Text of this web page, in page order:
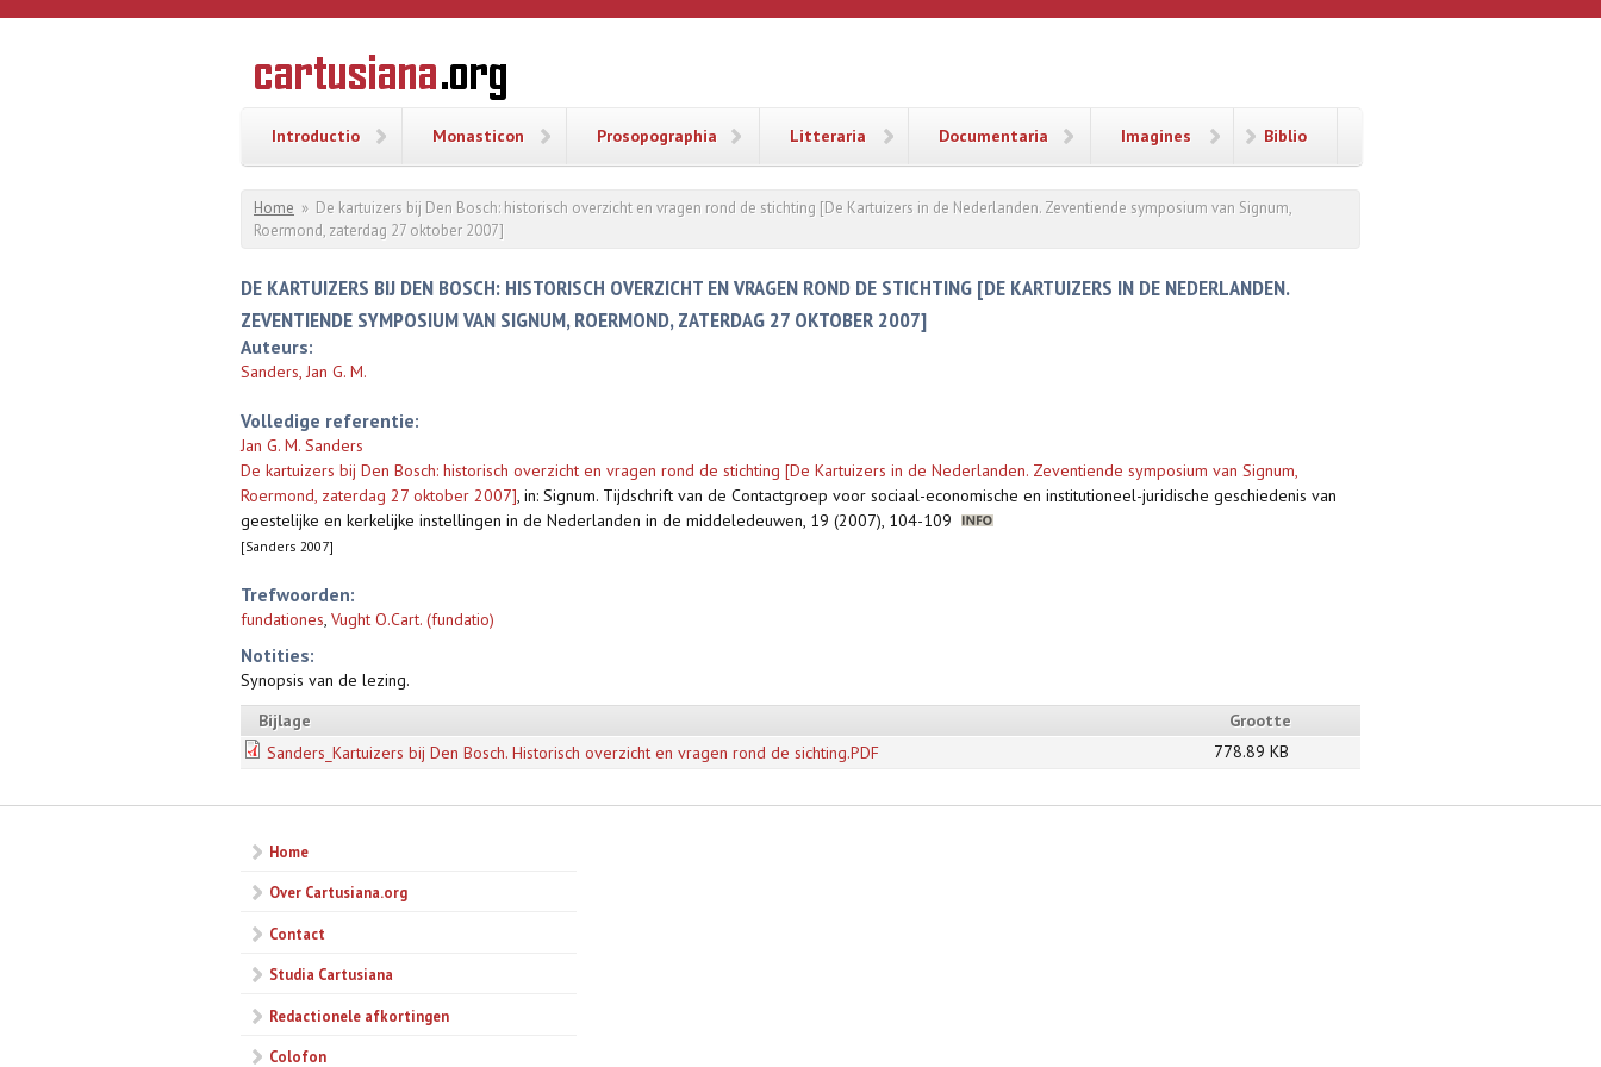
Overslaan en naar de inhoud gaan
CARTUSIANA
Geschiedenis
van de
Introductio Monasticon Prosopographia Litteraria Documentaria Imagines Biblio
U bent hier
Home » De kartuizers bij Den Bosch: historisch overzicht en vragen rond de stichting [De Kartuizers in de Nederlanden. Zeventiende symposium van Signum,
Roermond, zaterdag 27 oktober 2007]
DE KARTUIZERS BIJ DEN BOSCH: HISTORISCH OVERZICHT EN VRAGEN ROND DE STICHTING [DE KARTUIZERS IN DE NEDERLANDEN.
ZEVENTIENDE SYMPOSIUM VAN SIGNUM, ROERMOND, ZATERDAG 27 OKTOBER 2007]
Auteurs:
Sanders, Jan G. M.
Volledige referentie:
Jan G. M. Sanders
De kartuizers bij Den Bosch: historisch overzicht en vragen rond de stichting [De Kartuizers in de Nederlanden. Zeventiende symposium van Signum,
Roermond, zaterdag 27 oktober 2007], in: Signum. Tijdschrift van de Contactgroep voor sociaal-economische en institutioneel-juridische geschiedenis van
geestelijke en kerkelijke instellingen in de Nederlanden in de middeledeuwen, 19 (2007), 104-109
[Sanders 2007]
Trefwoorden:
fundationes, Vught O.Cart. (fundatio)
Notities:
Synopsis van de lezing.
Bijlage
Grootte
Sanders_Kartuizers bij Den Bosch. Historisch overzicht en vragen rond de sichting.PDF
778.89 KB
Home
Over Cartusiana.org
Contact
Studia Cartusiana
Redactionele afkortingen
Colofon